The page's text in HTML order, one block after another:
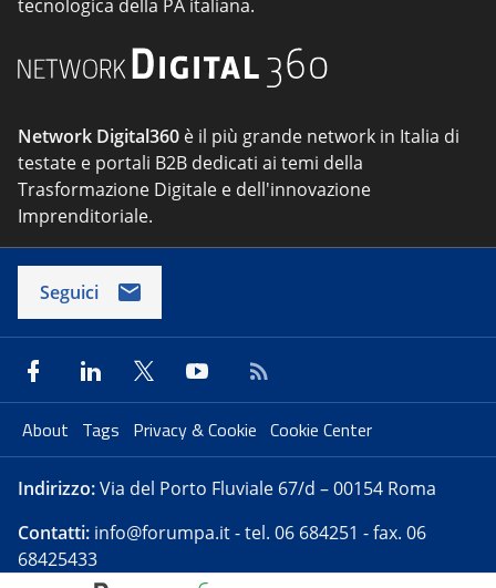
tecnologica della PA italiana.
Network Digital360 è il più grande network in Italia di
testate e portali B2B dedicati ai temi della
Trasformazione Digitale e dell'innovazione
Imprenditoriale.
Seguici
About Tags Privacy & Cookie Cookie Center
Indirizzo:Via del Porto Fluviale 67/d – 00154 Roma
Contatti: info@forumpa.it- tel. 06 684251 - fax. 06
68425433